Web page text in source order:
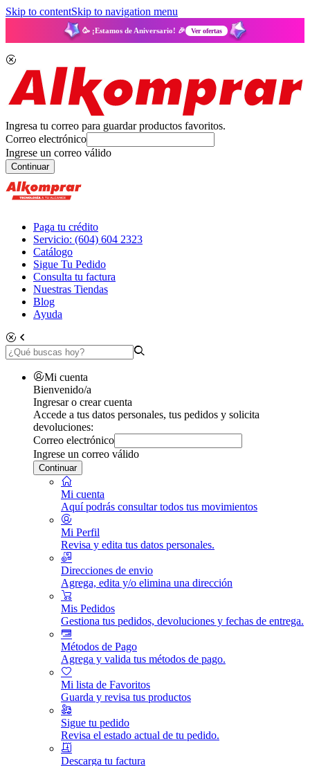
Skip to contentSkip to navigation menu
🥳 ¡Estamos de Aniversario! 🎉 Ver ofertas
Ingresa tu correo para guardar productos favoritos.
Correo electrónico
Ingrese un correo válido
Continuar
Paga tu crédito
Servicio: (604) 604 2323
Catálogo
Sigue Tu Pedido
Consulta tu factura
Nuestras Tiendas
Blog
Ayuda
Mi cuenta
Bienvenido/a
Ingresar o crear cuenta
Accede a tus datos personales, tus pedidos y solicita
devoluciones:
Correo electrónico
Ingrese un correo válido
Continuar
Mi cuenta
Aquí podrás consultar todos tus movimientos
Mi Perfil
Revisa y edita tus datos personales.
Direcciones de envio
Agrega, edita y/o elimina una dirección
Mis Pedidos
Gestiona tus pedidos, devoluciones y fechas de entrega.
Métodos de Pago
Agrega y valida tus métodos de pago.
Mi lista de Favoritos
Guarda y revisa tus productos
Sigue tu pedido
Revisa el estado actual de tu pedido.
Descarga tu factura